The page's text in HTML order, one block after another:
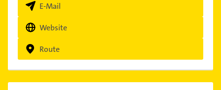
E-Mail
Website
Route